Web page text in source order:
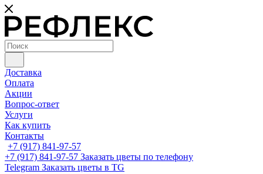
Доставка
Оплата
Акции
Вопрос-ответ
Услуги
Как купить
Контакты
+7 (917) 841-97-57
+7 (917) 841-97-57 Заказать цветы по телефону
Telegram Заказать цветы в TG